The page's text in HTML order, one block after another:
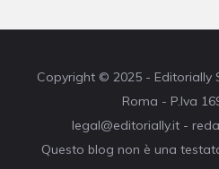
Copyright © 2025 - Editorially
Roma - P.Iva
legal@editorially.it -
Questo blog non è una